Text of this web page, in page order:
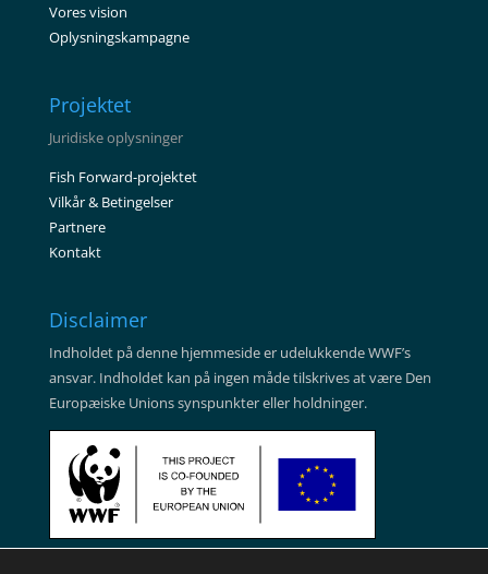
Vores vision
Oplysningskampagne
Projektet
Juridiske oplysninger
Fish Forward-projektet
Vilkår & Betingelser
Partnere
Kontakt
Disclaimer
Indholdet på denne hjemmeside er udelukkende WWF’s
ansvar. Indholdet kan på ingen måde tilskrives at være Den
Europæiske Unions synspunkter eller holdninger.